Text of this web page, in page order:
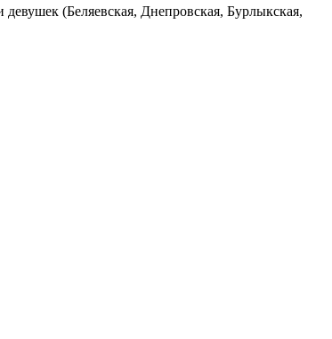
(Беляевская, Днепровская, Бурлыкская,